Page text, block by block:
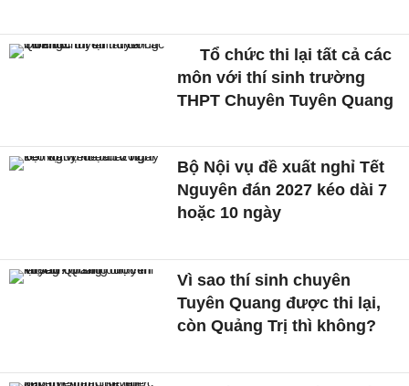
Tổ chức thi lại tất cả các
môn với thí sinh trường
THPT Chuyên Tuyên Quang
Bộ Nội vụ đề xuất nghỉ Tết
Nguyên đán 2027 kéo dài 7
hoặc 10 ngày
Vì sao thí sinh chuyên
Tuyên Quang được thi lại,
còn Quảng Trị thì không?